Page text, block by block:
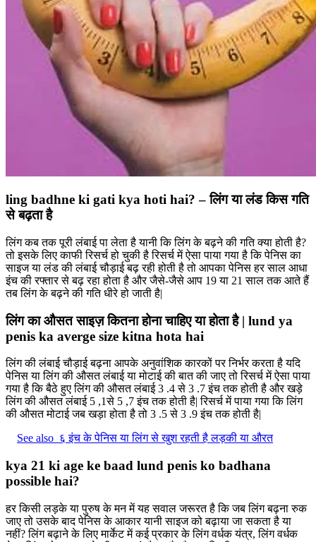
ling badhne ki gati kya hoti hai? – लिंग या लंड किस गति
से बढ़ता है
लिंग कब तक पूरी लंबाई पा लेता है यानी कि लिंग के बढ़ने की गति क्या होती है?
तो इसके लिए काफी रिसर्च हो चुकी है रिसर्च में ऐसा पाया गया है कि पेनिस का
साइज या लंड की लंबाई चौड़ाई बढ़ रही होती है तो आपका पेनिस हर साल आधा
इंच की रफ्तार से बढ़ रहा होता है और जैसे-जैसे आप 19 या 21 साल तक आते हैं
तब लिंग के बढ़ने की गति धीरे हो जाती है|
लिंग का औसत साइज़ कितना होना चाहिए या होता है | lund ya
penis ka averge size kitna hota hai
लिंग की लंबाई चौड़ाई बढ़ना आपके अनुवांशिक कारकों पर निर्भर करता है यदि
पेनिस या लिंग की औसत लंबाई या मोटाई की बात की जाए तो रिसर्च में ऐसा पाया
गया है कि बैठे हुए लिंग की औसत लंबाई 3 .4 से 3 .7 इंच तक होती है और खड़े
लिंग की औसत लंबाई 5 ,1से 5 ,7 इंच तक होती है| रिसर्च में पाया गया कि लिंग
की औसत मोटाई जब खड़ा होता है तो 3 .5 से 3 .9 इंच तक होती है|
See also ६ इंच के पेनिस या लिंग से खुश रहती है लड़की या औरत
kya 21 ki age ke baad lund penis ko badhana
possible hai?
हर किसी लड़के या पुरुष के मन में यह सवाल जरूरत है कि जब लिंग बढ़ना रुक
जाए तो उसके बाद पेनिस के आकार यानी साइज को बढ़ाया जा सकता है या
नहीं? लिंग बढ़ाने के लिए मार्केट में कई प्रकार के लिंग वर्धक यंत्र, लिंग वर्धक